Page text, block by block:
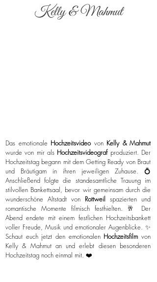
Kelly & Mahmut
Das emotionale Hochzeitsvideovon Kelly & Mahmut
wurde von mir als Hochzeitsvideograf produziert. Der
Hochzeitstag begann mit dem Getting Ready von Braut
und Bräutigam in ihren jeweiligen Zuhause. 💍
Anschließend folgte die standesamtliche Trauung im
stilvollen Bankettsaal, bevor wir gemeinsam durch die
wunderschöne Altstadt von Rottweil spazierten und
romantische Momente filmisch festhielten. 🥂 Der
Abend endete mit einem festlichen Hochzeitsbankett
voller Freude, Musik und emotionaler Augenblicke. ✨
Schaut euch jetzt den emotionalen Hochzeitsfilmvon
Kelly & Mahmut an und erlebt diesen besonderen
Hochzeitstag noch einmal mit. ❤️